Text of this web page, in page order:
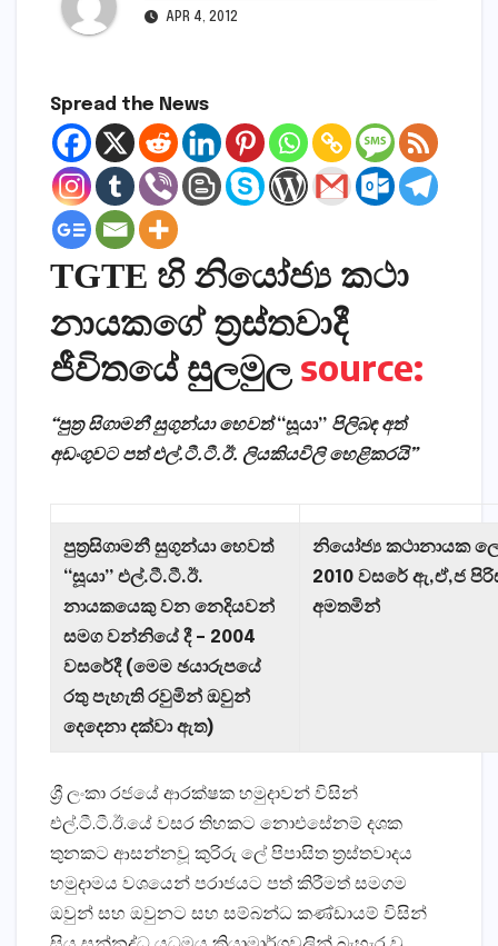
APR 4, 2012
Spread the News
TGTE හි නි‍යෝජ්‍ය කථා
නායකගේ ත්‍රස්තවාදී
ජීවිතයේ සුලමුල source:
“පුත්‍ර සිගාමනී සුගුන්යා හෙවත්“සූයා” පිලිබඳ අත්
අඩංගුවට පත් එල්.ටී.ටී.ඊ. ලියකියවිලි හෙළිකරයි”
පුත්‍රසිගාමනී සුගුන්යා හෙවත්
“සූයා” එල්.ටී.ටී.ඊ.
නායකයෙකු වන නෙදියවන්
සමග වන්නියේ දී – 2004
වසරේදී (මෙම ඡයාරුපයේ
රතු පැහැති රවුමින් ඔවුන්
දෙදෙනා දක්වා ඇත)
නියෝජ්‍ය කථානායක
2010 වසරේ ඇ,ඒ,ජ
අමතමින්
ශ්‍රී ලංකා රජයේ ආරක්ෂක හමුදාවන් විසින්
එල්.ටී.ටී.ඊ.යේ වසර තිහකට නොඑසේනම් දශක
තුනකට ආසන්නවූ කුරිරු ලේ පිපාසිත ත්‍රස්තවාදය
හමුදාමය වශයෙන් පරාජයට පත් කිරීමත් සමගම
ඔවුන් සහ ඔවුනට සහ සම්බන්ධ කණ්ඩායම් විසින්